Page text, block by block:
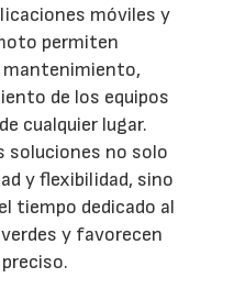
móviles y
permiten
mantenimiento,
de los equipos
cualquier lugar.
soluciones no solo
y flexibilidad, sino
tiempo dedicado al
y favorecen